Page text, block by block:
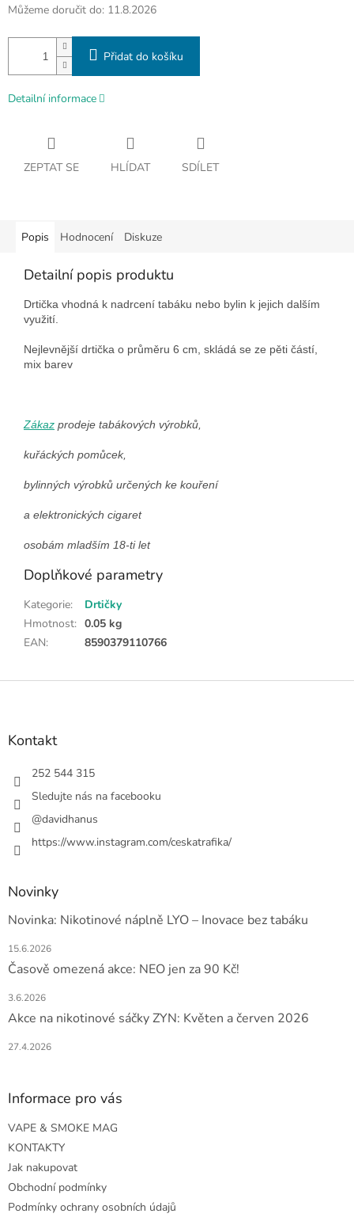
Můžeme doručit do: 11.8.2026
Přidat do košíku
Detailní informace
ZEPTAT SE HLÍDAT SDÍLET
Popis Hodnocení Diskuze
Detailní popis produktu
Drtička vhodná k nadrcení tabáku nebo bylin k jejich dalším
využití.
Nejlevnější drtička o průměru 6 cm, skládá se ze pěti částí,
mix barev
Zákaz prodeje tabákových výrobků,
kuřáckých pomůcek,
bylinných výrobků určených ke kouření
a elektronických cigaret
osobám mladším 18-ti let
Doplňkové parametry
Kategorie:
Drtičky
Hmotnost: 0.05 kg
EAN: 8590379110766
Z
Kontakt
252 544 315
Sledujte nás na facebooku
@davidhanus
https://www.instagram.com/ceskatrafika/
Novinky
Novinka: Nikotinové náplně LYO – Inovace bez tabáku
15.6.2026
Časově omezená akce: NEO jen za 90 Kč!
3.6.2026
Akce na nikotinové sáčky ZYN: Květen a červen 2026
27.4.2026
Informace pro vás
VAPE & SMOKE MAG
KONTAKTY
Jak nakupovat
Obchodní podmínky
Podmínky ochrany osobních údajů